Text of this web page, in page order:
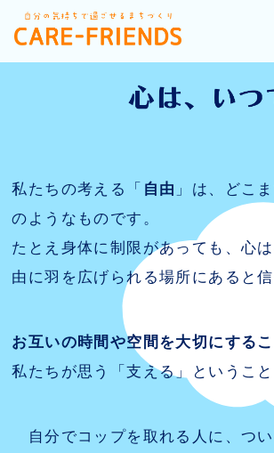
私たちの考える「 自由 」は、どこ
のようなものです。
たとえ身体に制限があっても、心
由に羽を広げられる場所にあると信
お互いの時間や空間を大切にするこ
私たちが思う「支える」ということ
自分でコップを取れる人に、つ